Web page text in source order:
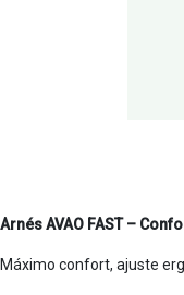
Arnés AVAO FAST –
Máximo confort, ajuste